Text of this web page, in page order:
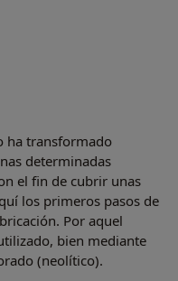
ha transformado
determinadas
el fin de cubrir unas
los primeros pasos de
Por aquel
bien mediante
(neolítico).